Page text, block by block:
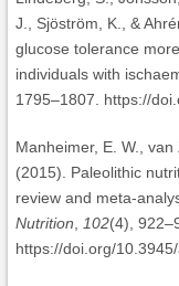
J., Sjöström, K., &
glucose tolerance
individuals with
1795–1807. https://
Manheimer, E. W.,
(2015). Paleolithic
review and meta-
Nutrition
102(4),
https://doi.org/